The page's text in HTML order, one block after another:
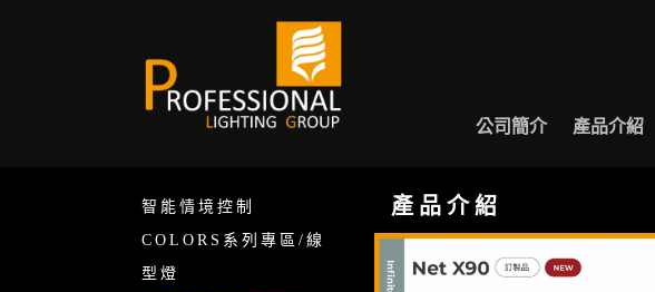
公司簡介 產品介紹
智能情境控制
COLORS系列專區/線
型燈
產 品 介 紹